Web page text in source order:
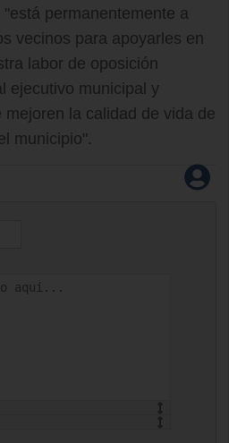
permanentemente a
vecinos para apoyarles en
labor de oposición
ejecutivo municipal y
la calidad de vida de
municipio".